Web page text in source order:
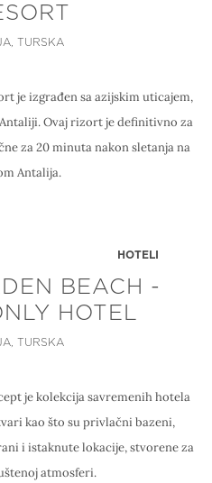
TURSKA
je izgrađen sa azijskim uticajem,
Ovaj rizort je definitivno za
za 20 minuta nakon sletanja na
Antalija.
HOTELI
BEACH -
HOTEL
TURSKA
je kolekcija savremenih hotela
kao što su privlačni bazeni,
i istaknute lokacije, stvorene za
atmosferi.